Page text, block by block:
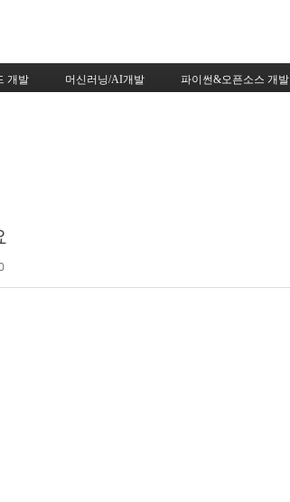
개발 머신러닝/AI개발 파이썬&오픈소스 개발